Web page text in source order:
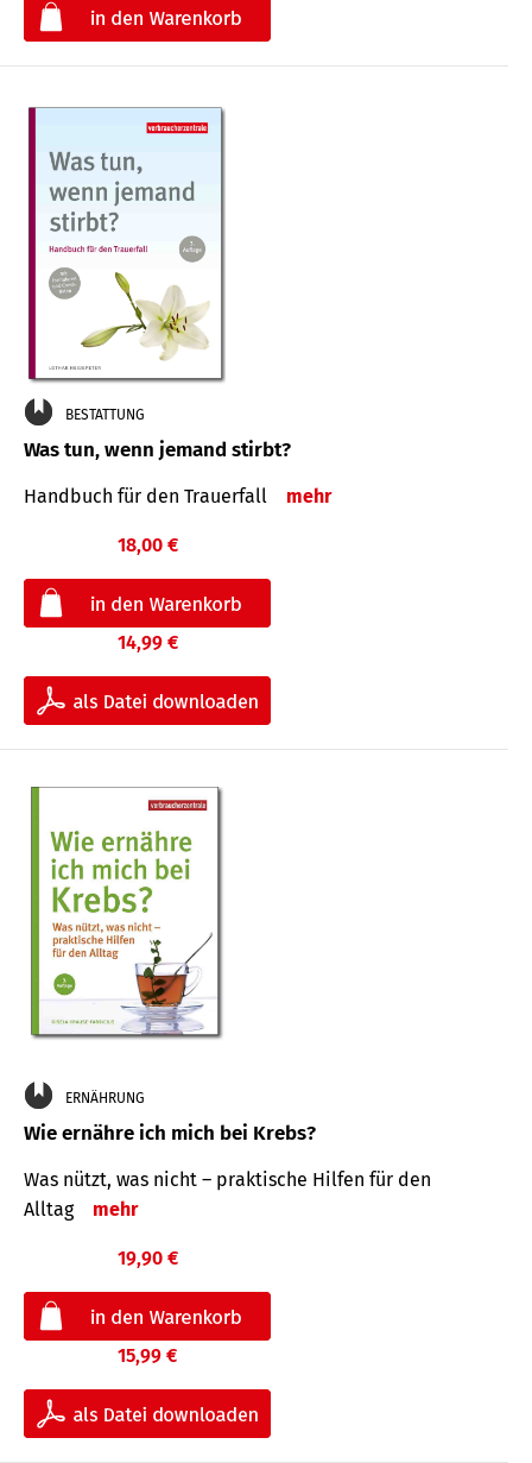
BESTATTUNG
Was tun, wenn jemand stirbt?
Handbuch für den Trauerfall mehr
18,00 €
14,99 €
ERNÄHRUNG
Wie ernähre ich mich bei Krebs?
Was nützt, was nicht – praktische Hilfen für den
Alltag
mehr
19,90 €
15,99 €